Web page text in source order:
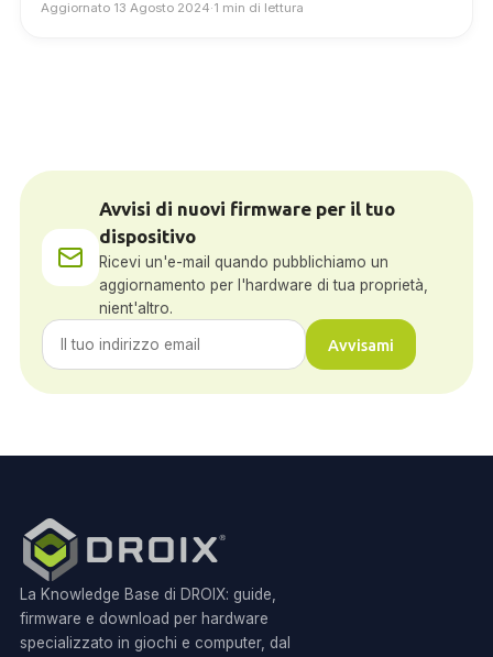
Aggiornato 13 Agosto 2024·1 min di lettura
Avvisi di nuovi firmware per il tuo
dispositivo
Ricevi un'e-mail quando pubblichiamo un
aggiornamento per l'hardware di tua proprietà,
nient'altro.
Avvisami
La Knowledge Base di DROIX: guide,
firmware e download per hardware
specializzato in giochi e computer, dal